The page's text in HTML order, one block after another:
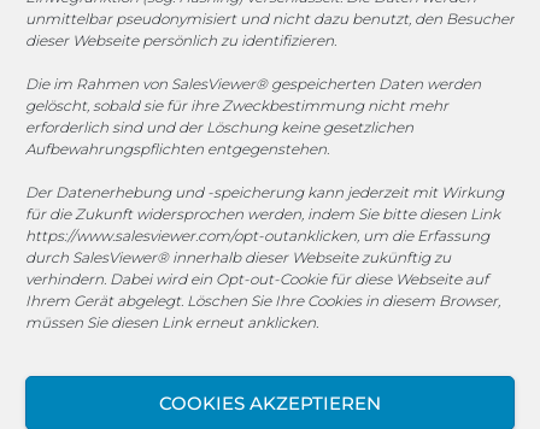
unmittelbar pseudonymisiert und nicht dazu benutzt, den Besucher
dieser Webseite persönlich zu identifizieren.
Die im Rahmen von SalesViewer® gespeicherten Daten werden
gelöscht, sobald sie für ihre Zweckbestimmung nicht mehr
erforderlich sind und der Löschung keine gesetzlichen
Aufbewahrungspflichten entgegenstehen.
Der Datenerhebung und -speicherung kann jederzeit mit Wirkung
für die Zukunft widersprochen werden, indem Sie bitte diesen Link
https://www.salesviewer.com/opt-outanklicken, um die Erfassung
durch SalesViewer® innerhalb dieser Webseite zukünftig zu
verhindern. Dabei wird ein Opt-out-Cookie für diese Webseite auf
Ihrem Gerät abgelegt. Löschen Sie Ihre Cookies in diesem Browser,
müssen Sie diesen Link erneut anklicken.
COOKIES AKZEPTIEREN
COOKIE-RICHTLINIE (EU)
© 2025 MEGASOFT® IT GmbH & Co. KG |
MEGASOFT® IT reserves the right not to be responsible for
the topicality, correctness, completeness or quality of the
information provided. Liability claims against the author,
which refer to material or immaterial nature caused by use
or disuse of the information or the use of incorrect or
not intentional or grossly negligent fault. All offers are
subject to change and non-binding. Parts of the pages or